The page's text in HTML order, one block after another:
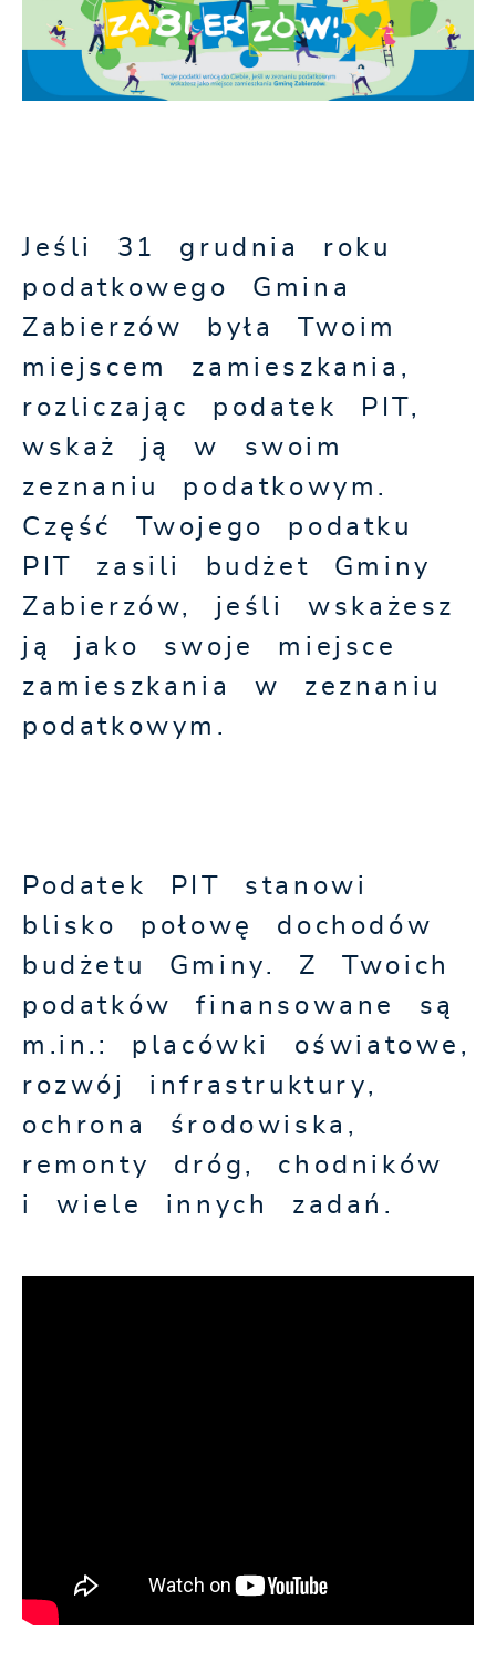
Jeśli 31 grudnia roku
podatkowego Gmina
Zabierzów była Twoim
miejscem zamieszkania,
rozliczając podatek PIT,
wskaż ją w swoim
zeznaniu podatkowym.
Część Twojego podatku
PIT zasili budżet Gminy
Zabierzów, jeśli wskażesz
ją jako swoje miejsce
zamieszkania w zeznaniu
podatkowym.
Podatek PIT stanowi
blisko połowę dochodów
budżetu Gminy. Z Twoich
podatków finansowane są
m.in.: placówki oświatowe,
rozwój infrastruktury,
ochrona środowiska,
remonty dróg, chodników
i wiele innych zadań.